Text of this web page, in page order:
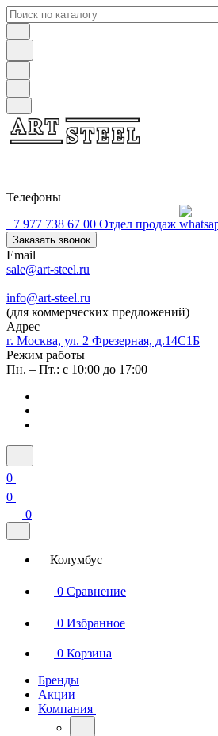
Телефоны
+7 977 738 67 00 Отдел продаж
Заказать звонок
Email
sale@art-steel.ru
info@art-steel.ru
(для коммерческих предложений)
Адрес
г. Москва, ул. 2 Фрезерная, д.14С1Б
Режим работы
Пн. – Пт.: с 10:00 до 17:00
0
0
0
Колумбус
0 Сравнение
0 Избранное
0 Корзина
Бренды
Акции
Компания